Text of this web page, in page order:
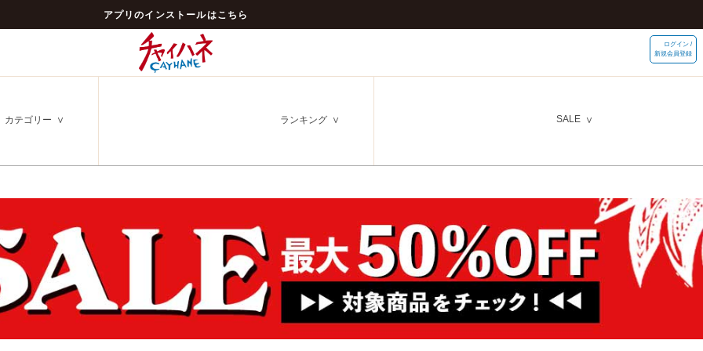
アプリのインストールはこちら
ログイン /
新規会員登録
カテゴリー ランキング SALE